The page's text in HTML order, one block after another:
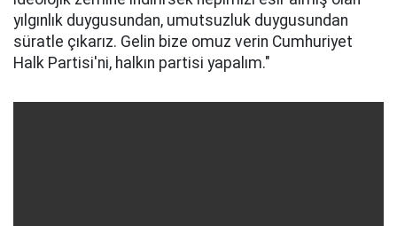
yılgınlık duygusundan, umutsuzluk duygusundan
süratle çıkarız. Gelin bize omuz verin Cumhuriyet
Halk Partisi'ni, halkın partisi yapalım."